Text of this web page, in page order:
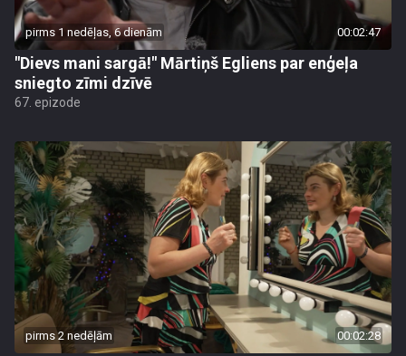
pirms 1 nedēļas, 6 dienām 00:02:47
"Dievs mani sargā!" Mārtiņš Egliens par enģeļa
sniegto zīmi dzīvē
67. epizode
pirms 2 nedēļām 00:02:28